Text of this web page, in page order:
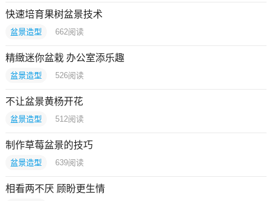
快速培育果树盆景技术
盆景造型 662阅读
精緻迷你盆栽 办公室添乐趣
盆景造型 526阅读
不让盆景黄杨开花
盆景造型 512阅读
制作草莓盆景的技巧
盆景造型 639阅读
相看两不厌 顾盼更生情